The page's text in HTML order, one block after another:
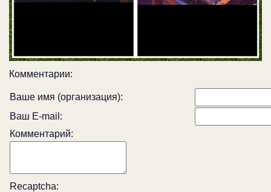
Комментарии:
Ваше имя (организация):
Ваш E-mail:
Комментарий:
Recaptcha: